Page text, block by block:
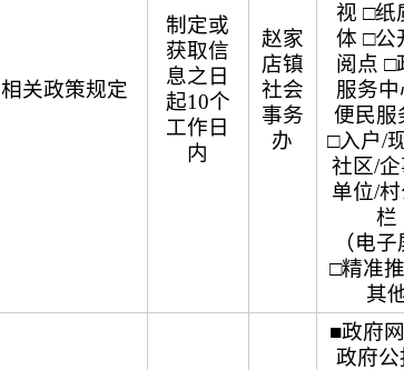
相关政策规定
制定或
获取信
息之日
起10个
工作日
内
赵家
店镇
社会
事务
办
视 □纸
体 □公
阅点 □
服务
便民服
□入户/
社区/企
单位/
栏
（电子
□精准
其
■政府
政府公